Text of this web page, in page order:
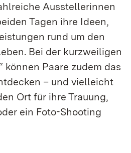
Ausstellerinnen
Tagen ihre Ideen,
rund um den
Bei der kurzweiligen
können Paare zudem das
– und vielleicht
Ort für ihre Trauung,
ein Foto-Shooting